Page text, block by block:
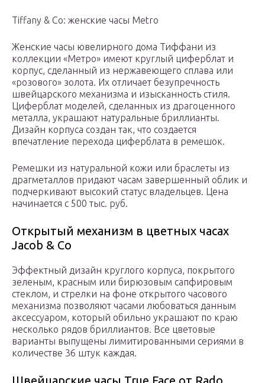
Tiffany & Co: женские часы Metro
Женские часы ювелирного дома Тиффани из
коллекции «Метро» имеют круглый циферблат и
корпус, сделанный из нержавеющего сплава или
«розового» золота. Их отличает безупречность
швейцарского механизма и изысканность стиля.
Циферблат моделей, сделанных из драгоценного
металла, украшают натуральные бриллианты.
Дизайн корпуса создан так, что создается
впечатление перехода циферблата в ремешок.
Ремешки из натуральной кожи или браслеты из
драгметаллов придают часам завершенный облик и
подчеркивают высокий статус владельцев. Цена
начинается с 500 тыс. руб.
Открытый механизм в цветных часах
Jacob & Co
Эффектный дизайн круглого корпуса, покрытого
зеленым, красным или бирюзовым сапфировым
стеклом, и стрелки на фоне открытого часового
механизма позволяют часами любоваться данным
аксессуаром, который обильно украшают по краю
несколько рядов бриллиантов. Все цветовые
варианты выпущены лимитированными сериями в
количестве 36 штук каждая.